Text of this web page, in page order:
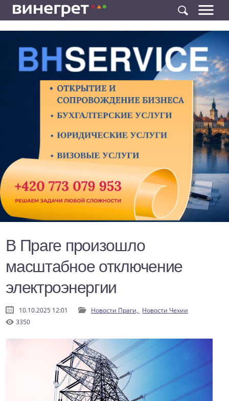
В Праге произошло
масштабное отключение
электроэнергии
10.10.2025 12:01 Новости Праги, Новости Чехии
3350